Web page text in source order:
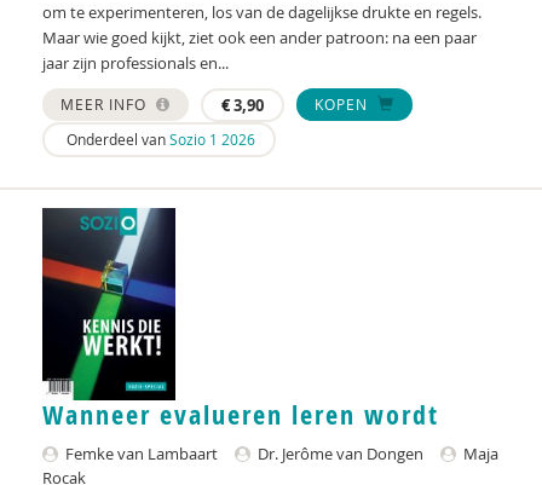
Ron Genders
Leonore Gerrits
Liesbeth Geuze
N.S. Goedhart
Marleen Goumans
J. Carolien Gravesteijn
Hubèrt de Groot
Paul Gruter
Selma van der Haar
Tim Haarlemmer
om te experimenteren, los van de dagelijkse drukte en regels.
Maar wie goed kijkt, ziet ook een ander patroon: na een paar
jaar zijn professionals en...
MEER INFO €3,90
KOPEN
Onderdeel vanSozio 1 2026
Wanneer evalueren leren wordt
Femke van Lambaart Dr. Jerôme van Dongen
Maja
Rocak